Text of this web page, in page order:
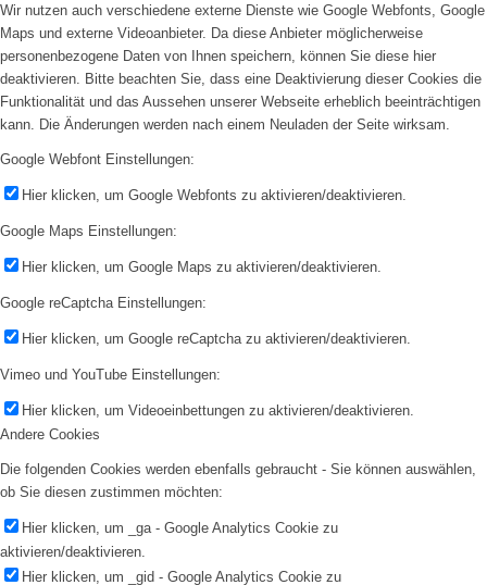
Wir nutzen auch verschiedene externe Dienste wie Google Webfonts, Google
Maps und externe Videoanbieter. Da diese Anbieter möglicherweise
personenbezogene Daten von Ihnen speichern, können Sie diese hier
deaktivieren. Bitte beachten Sie, dass eine Deaktivierung dieser Cookies die
Funktionalität und das Aussehen unserer Webseite erheblich beeinträchtigen
kann. Die Änderungen werden nach einem Neuladen der Seite wirksam.
Google Webfont Einstellungen:
Hier klicken, um Google Webfonts zu aktivieren/deaktivieren.
Google Maps Einstellungen:
Hier klicken, um Google Maps zu aktivieren/deaktivieren.
Google reCaptcha Einstellungen:
Hier klicken, um Google reCaptcha zu aktivieren/deaktivieren.
Vimeo und YouTube Einstellungen:
Hier klicken, um Videoeinbettungen zu aktivieren/deaktivieren.
Andere Cookies
Die folgenden Cookies werden ebenfalls gebraucht - Sie können auswählen,
ob Sie diesen zustimmen möchten:
Hier klicken, um _ga - Google Analytics Cookie zu
aktivieren/deaktivieren.
Hier klicken, um _gid - Google Analytics Cookie zu